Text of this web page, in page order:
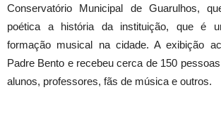
Conservatório Municipal de Guarulhos,
poética a história da instituição, que é
formação musical na cidade. A exibição
Padre Bento e recebeu cerca de 150
alunos, professores, fãs de música e outros.